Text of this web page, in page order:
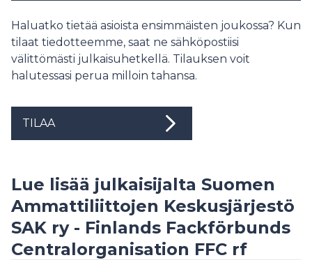
Haluatko tietää asioista ensimmäisten joukossa? Kun
tilaat tiedotteemme, saat ne sähköpostiisi
välittömästi julkaisuhetkellä. Tilauksen voit
halutessasi perua milloin tahansa.
TILAA
Lue lisää julkaisijalta Suomen
Ammattiliittojen Keskusjärjestö
SAK ry - Finlands Fackförbunds
Centralorganisation FFC rf